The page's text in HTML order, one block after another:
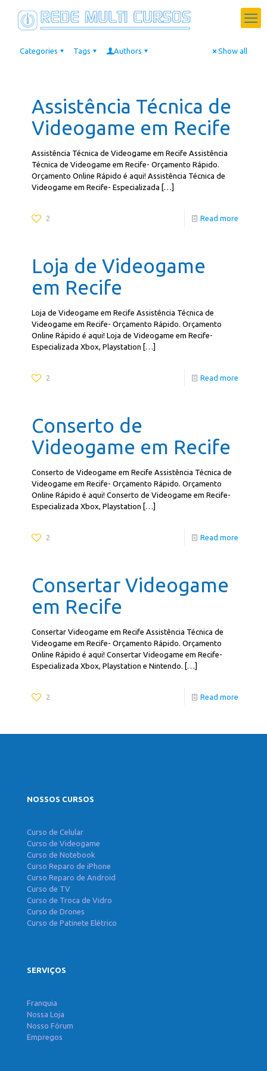
Categories Tags Authors Show all
Assistência Técnica de
Videogame em Recife
Assistência Técnica de Videogame em Recife Assistência
Técnica de Videogame em Recife- Orçamento Rápido.
Orçamento Online Rápido é aqui! Assistência Técnica de
Videogame em Recife- Especializada […]
2 Read more
Loja de Videogame
em Recife
Loja de Videogame em Recife Assistência Técnica de
Videogame em Recife- Orçamento Rápido. Orçamento
Online Rápido é aqui! Loja de Videogame em Recife-
Especializada Xbox, Playstation […]
2 Read more
Conserto de
Videogame em Recife
Conserto de Videogame em Recife Assistência Técnica de
Videogame em Recife- Orçamento Rápido. Orçamento
Online Rápido é aqui! Conserto de Videogame em Recife-
Especializada Xbox, Playstation […]
2 Read more
Consertar Videogame
em Recife
Consertar Videogame em Recife Assistência Técnica de
Videogame em Recife- Orçamento Rápido. Orçamento
Online Rápido é aqui! Consertar Videogame em Recife-
Especializada Xbox, Playstation e Nintendo. […]
2 Read more
NOSSOS CURSOS
Curso de Celular
Curso de Videogame
Curso de Notebook
Curso Reparo de iPhone
Curso Reparo de Android
Curso de TV
Curso de Troca de Vidro
Curso de Drones
Curso de Patinete Elétrico
SERVIÇOS
Franquia
Nossa Loja
Nosso Fórum
Empregos